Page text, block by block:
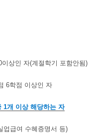
이상인 자(계절학기 포함안됨)
6학점 이상인 자
1개 이상 해당하는 자
업급여 수혜증명서 등)